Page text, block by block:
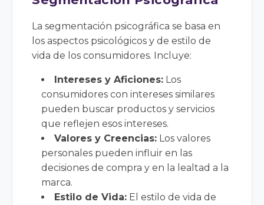
La segmentación psicográfica se basa en
los aspectos psicológicos y de estilo de
vida de los consumidores. Incluye:
Intereses y Aficiones: Los
consumidores con intereses similares
pueden buscar productos y servicios
que reflejen esos intereses.
Valores y Creencias: Los valores
personales pueden influir en las
decisiones de compra y en la lealtad a la
marca.
Estilo de Vida: El estilo de vida de